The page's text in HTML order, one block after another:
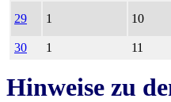
29 1 10
30 1 11
Hinweise zu